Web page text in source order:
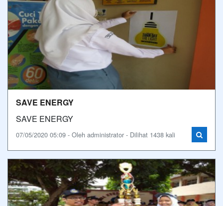
SAVE ENERGY
SAVE ENERGY
07/05/2020 05:09 - Oleh administrator - Dilihat 1438 kali